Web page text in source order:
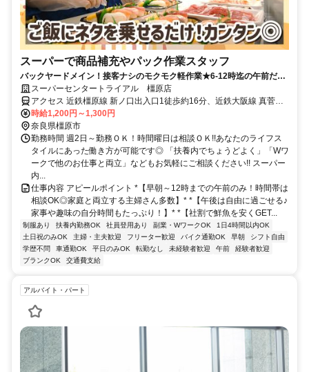
スーパーで商品補充やパック作業スタッフ
バックヤードメイン！接客ナシのモクモク軽作業★6-12時迄の午前だけ
×好きな曜日でOK★無理なく続けられて副業にもピッタリ★
スーパーセンタートライアル 橿原店
アクセス 近鉄橿原線 新ノ口出入口1徒歩約16分、近鉄大阪線 真菅徒
歩約18分、近鉄大阪線 大和八木北口徒歩約21分 近鉄「新ノ口駅」・
「真菅駅」から車で5分
時給1,200円～1,300円
奈良県橿原市
勤務時間 週2日～勤務ＯＫ！時間曜日は相談ＯＫ!!あなたのライフス
タイルにあった働き方が可能です◎ 「扶養内でちょうどよく」「Wワ
ークで他のお仕事と両立」などもお気軽にご相談ください!! スーパー
内...
仕事内容 アピールポイント *【早朝～12時までの午前のみ！時間帯は
相談OK◎家庭と両立する主婦さん多数】* *【午後は自由に過ごせる♪
家事や趣味の自分時間もたっぷり！】* *【社割で鮮魚を安くGET...
制服あり 扶養内勤務OK 社員登用あり 副業・WワークOK
1日4時間以内OK
土日祝のみOK
主婦・主夫歓迎 フリーター歓迎 バイク通勤OK 早朝
シフト自由
学歴不問
車通勤OK 平日のみOK 転勤なし 未経験者歓迎 午前
経験者歓迎
ブランクOK
交通費支給
アルバイト・パート